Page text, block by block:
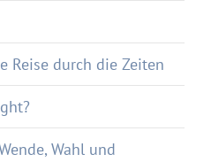
Reise durch die Zeiten
Wahl und